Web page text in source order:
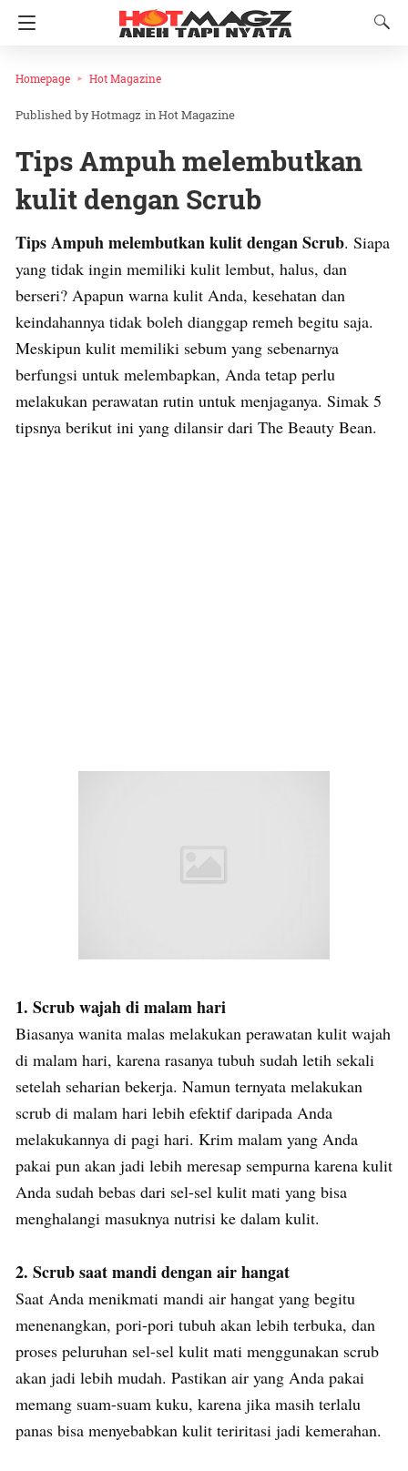
Homepage Hot Magazine
Hotmagz inHot Magazine
Tips Ampuh melembutkan
kulit dengan Scrub
Tips Ampuh melembutkan kulit dengan Scrub. Siapa
yang tidak ingin memiliki kulit lembut, halus, dan
berseri? Apapun warna kulit Anda, kesehatan dan
keindahannya tidak boleh dianggap remeh begitu saja.
Meskipun kulit memiliki sebum yang sebenarnya
berfungsi untuk melembapkan, Anda tetap perlu
melakukan perawatan rutin untuk menjaganya. Simak 5
tipsnya berikut ini yang dilansir dari The Beauty Bean.
1. Scrub wajah di malam hari
Biasanya wanita malas melakukan perawatan kulit wajah
di malam hari, karena rasanya tubuh sudah letih sekali
setelah seharian bekerja. Namun ternyata melakukan
scrub di malam hari lebih efektif daripada Anda
melakukannya di pagi hari. Krim malam yang Anda
pakai pun akan jadi lebih meresap sempurna karena kulit
Anda sudah bebas dari sel-sel kulit mati yang bisa
menghalangi masuknya nutrisi ke dalam kulit.
2. Scrub saat mandi dengan air hangat
Saat Anda menikmati mandi air hangat yang begitu
menenangkan, pori-pori tubuh akan lebih terbuka, dan
proses peluruhan sel-sel kulit mati menggunakan scrub
akan jadi lebih mudah. Pastikan air yang Anda pakai
memang suam-suam kuku, karena jika masih terlalu
panas bisa menyebabkan kulit teriritasi jadi kemerahan.